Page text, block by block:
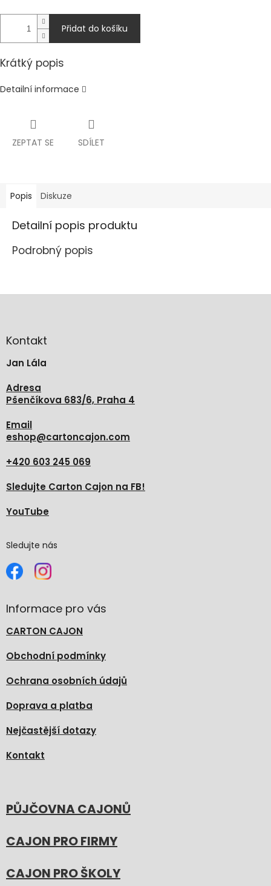
Přidat do košíku
Krátký popis
Detailní informace
ZEPTAT SE SDÍLET
Popis Diskuze
Detailní popis produktu
Podrobný popis
aKontakt
Jan Lála
Adresa
Pšenčíkova 683/6, Praha 4
Email
eshop@cartoncajon.com
+420 603 245 069
Sledujte Carton Cajon na FB!
YouTube
Sledujte nás
Informace pro vás
CARTON CAJON
Obchodní podmínky
Ochrana osobních údajů
Doprava a platba
Nejčastější dotazy
Kontakt
PŮJČOVNA CAJONŮ
CAJON PRO FIRMY
CAJON PRO ŠKOLY